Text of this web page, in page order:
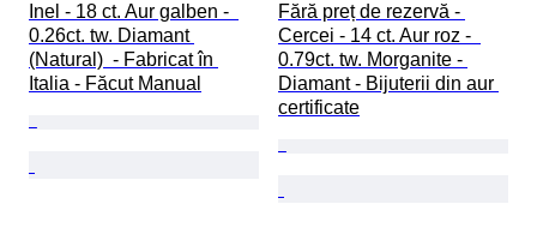
Inel - 18 ct. Aur galben -
0.26ct. tw. Diamant
(Natural)  - Fabricat în
Italia - Făcut Manual
Fără preț de rezervă -
Cercei - 14 ct. Aur roz -
0.79ct. tw. Morganite -
Diamant - Bijuterii din aur
certificate